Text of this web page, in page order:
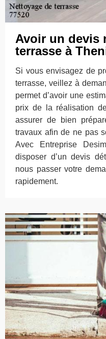
Avoir un devis
terrasse à
Si vous envisagez de
terrasse, veillez à
permet d’avoir une
prix de la réalisation
assurer de bien
travaux afin de ne pas
Avec Entreprise
disposer d’un devis
nous passer votre
rapidement.